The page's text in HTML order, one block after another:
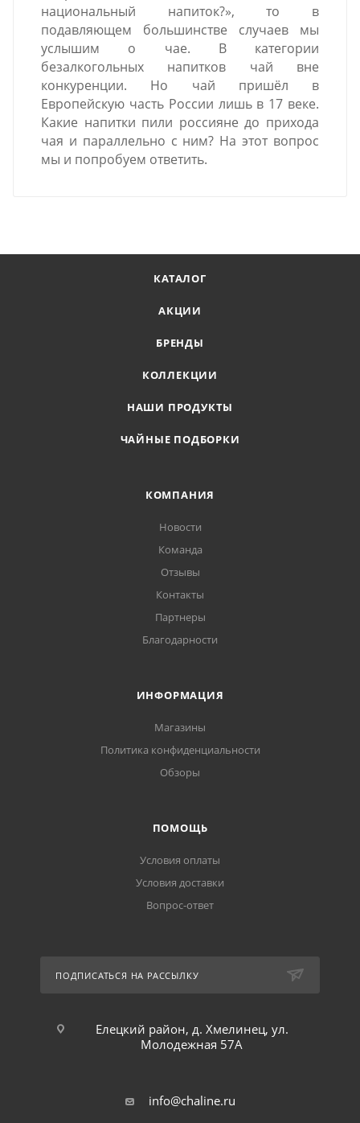
национальный напиток?», то в
подавляющем большинстве случаев мы
услышим о чае. В категории
безалкогольных напитков чай вне
конкуренции. Но чай пришёл в
Европейскую часть России лишь в 17 веке.
Какие напитки пили россияне до прихода
чая и параллельно с ним? На этот вопрос
мы и попробуем ответить.
КАТАЛОГ
АКЦИИ
БРЕНДЫ
КОЛЛЕКЦИИ
НАШИ ПРОДУКТЫ
ЧАЙНЫЕ ПОДБОРКИ
КОМПАНИЯ
Новости
Команда
Отзывы
Контакты
Партнеры
Благодарности
ИНФОРМАЦИЯ
Магазины
Политика конфиденциальности
Обзоры
ПОМОЩЬ
Условия оплаты
Условия доставки
Вопрос-ответ
ПОДПИСАТЬСЯ НА РАССЫЛКУ
Елецкий район, д. Хмелинец, ул.
Молодежная 57А
info@chaline.ru